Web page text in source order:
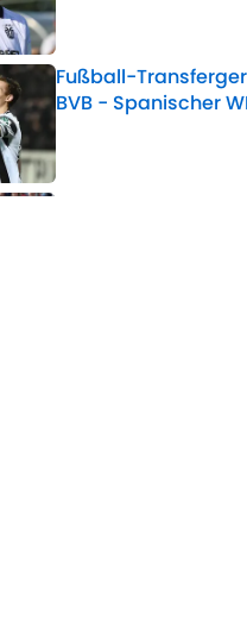
Fußball-
BVB - Spanischer
Published by on Invalid